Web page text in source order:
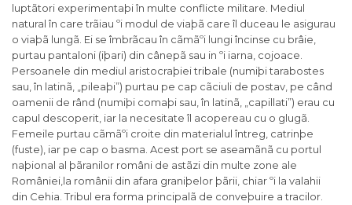
luptãtori experimentaþi în multe conflicte militare. Mediul
natural în care trãiau ºi modul de viaþã care îl duceau le asigurau
o viaþã lungã. Ei se îmbrãcau în cãmãºi lungi încinse cu brâie,
purtau pantaloni (iþari) din cânepã sau in ºi iarna, cojoace.
Persoanele din mediul aristocraþiei tribale (numiþi tarabostes
sau, în latinã, „pileaþi”) purtau pe cap cãciuli de postav, pe când
oamenii de rând (numiþi comaþi sau, în latinã, „capillati”) erau cu
capul descoperit, iar la necesitate îl acopereau cu o glugã.
Femeile purtau cãmãºi croite din materialul întreg, catrinþe
(fuste), iar pe cap o basma. Acest port se aseamãnã cu portul
naþional al þãranilor români de astãzi din multe zone ale
României,la românii din afara graniþelor þãrii, chiar ºi la valahii
din Cehia. Tribul era forma principalã de conveþuire a tracilor.